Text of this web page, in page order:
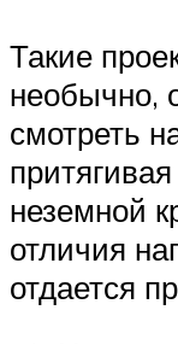
Такие
необычно,
смотреть
неземной
отличия
отдается